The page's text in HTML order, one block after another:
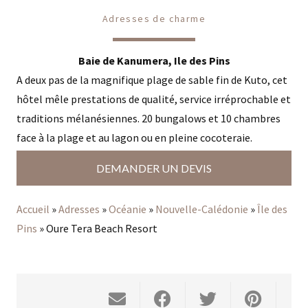
Adresses de charme
Baie de Kanumera, Ile des Pins
A deux pas de la magnifique plage de sable fin de Kuto, cet
hôtel mêle prestations de qualité, service irréprochable et
traditions mélanésiennes. 20 bungalows et 10 chambres
face à la plage et au lagon ou en pleine cocoteraie.
DEMANDER UN DEVIS
Accueil »Adresses »Océanie » Nouvelle-Calédonie »Île des
Pins »Oure Tera Beach Resort